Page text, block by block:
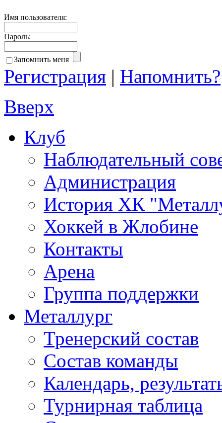
Имя пользователя:
Пароль:
Запомнить меня
Регистрация | Напомнить?
Вверх
Клуб
Наблюдательный
Администрация
История ХК
Хоккей в Жлобине
Контакты
Арена
Группа поддержки
Металлург
Тренерский состав
Состав команды
Календарь,
Турнирная таблица